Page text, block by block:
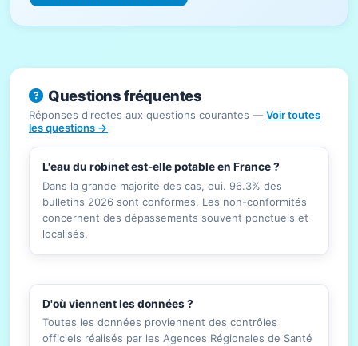
Questions fréquentes
Réponses directes aux questions courantes — Voir toutes
les questions →
L'eau du robinet est-elle potable en France ?
Dans la grande majorité des cas, oui. 96.3% des
bulletins 2026 sont conformes. Les non-conformités
concernent des dépassements souvent ponctuels et
localisés.
D'où viennent les données ?
Toutes les données proviennent des contrôles
officiels réalisés par les Agences Régionales de Santé